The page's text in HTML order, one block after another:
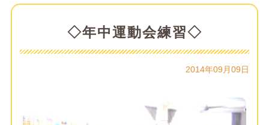
の
◇年中運動会練習◇
2014年09月09日